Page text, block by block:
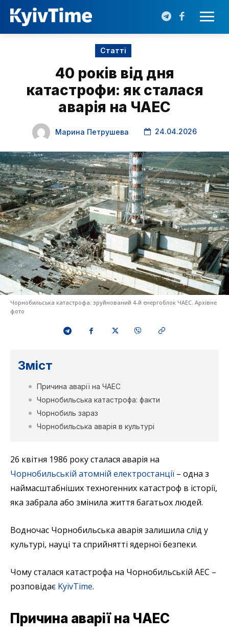
Статті
40 років від дня
катастрофи: як сталася
аварія на ЧАЕС
Марина Петрушева 24.04.2026
Чорнобильська катастрофа: зруйнований 4-й енергоблок ЧАЕС. Архівне
фото
Зміст
Причина аварії на ЧАЕС
Чорнобильська катастрофа: факти
Чорнобиль зараз
Чорнобильська аварія в культурі
26 квітня 1986 року сталася аварія на
Чорнобильській атомній електростанції – одна з
наймасштабніших техногенних катастроф в історії,
яка забрала або змінила життя багатьох людей.
Водночас Чорнобильська аварія залишила слід у
культурі, науці та сприйнятті ядерної безпеки.
Чому сталася катастрофа на Чорнобильській АЕС –
розповідає KyivTime.
Причина аварії на ЧАЕС